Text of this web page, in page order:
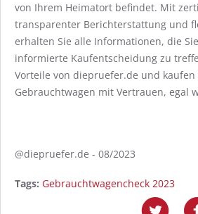
von Ihrem Heimatort befindet. Mit
transparenter Berichterstattung und
erhalten Sie alle Informationen, die
informierte Kaufentscheidung zu
Vorteile von diepruefer.de und kaufen
Gebrauchtwagen mit Vertrauen, egal
@diepruefer.de - 08/2023
Tags: Gebrauchtwagencheck 2023